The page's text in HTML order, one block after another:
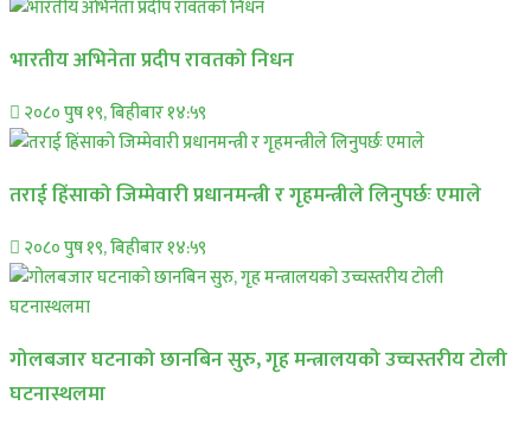
भारतीय अभिनेता प्रदीप रावतको निधन
२०८० पुष १९, बिहीबार १४:५९
तराई हिंसाको जिम्मेवारी प्रधानमन्त्री र गृहमन्त्रीले लिनुपर्छः एमाले
२०८० पुष १९, बिहीबार १४:५९
गोलबजार घटनाको छानबिन सुरु, गृह मन्त्रालयको उच्चस्तरीय टोली
घटनास्थलमा